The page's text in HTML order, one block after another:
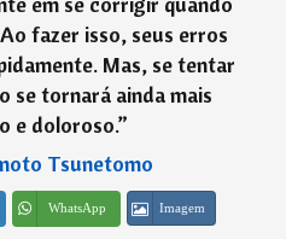
fazer isso, seus erros
Mas, se tentar
se tornará ainda mais
e doloroso.”
Tsunetomo
WhatsApp Imagem